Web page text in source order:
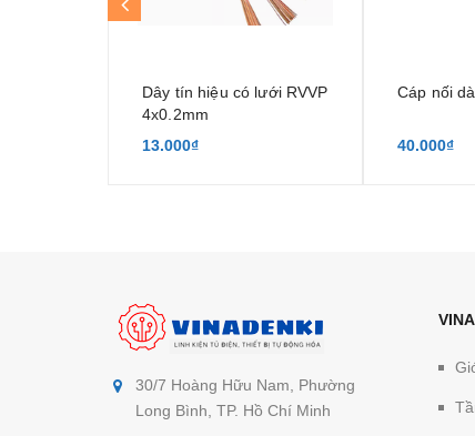
Dây tín hiệu có lưới RVVP
4x0.2mm
13.000₫
Cáp nối
40.000₫
30/7 Hoàng Hữu Nam, Phường
Long Bình, TP. Hồ Chí Minh